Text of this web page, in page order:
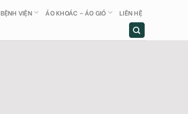
BỆNH VIỆN ÁO KHOÁC – ÁO GIÓ LIÊN HỆ